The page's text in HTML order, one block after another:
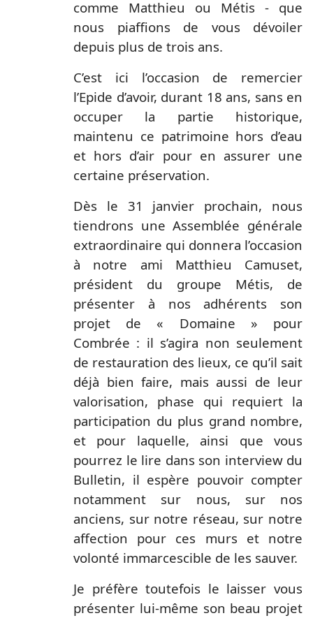
comme Matthieu ou Métis - que
nous piaffions de vous dévoiler
depuis plus de trois ans.
C’est ici l’occasion de remercier
l’Epide d’avoir, durant 18 ans, sans en
occuper la partie historique,
maintenu ce patrimoine hors d’eau
et hors d’air pour en assurer une
certaine préservation.
Dès le 31 janvier prochain, nous
tiendrons une Assemblée générale
extraordinaire qui donnera l’occasion
à notre ami Matthieu Camuset,
président du groupe Métis, de
présenter à nos adhérents son
projet de « Domaine » pour
Combrée : il s’agira non seulement
de restauration des lieux, ce qu’il sait
déjà bien faire, mais aussi de leur
valorisation, phase qui requiert la
participation du plus grand nombre,
et pour laquelle, ainsi que vous
pourrez le lire dans son interview du
Bulletin, il espère pouvoir compter
notamment sur nous, sur nos
anciens, sur notre réseau, sur notre
affection pour ces murs et notre
volonté immarcescible de les sauver.
Je préfère toutefois le laisser vous
présenter lui-même son beau projet